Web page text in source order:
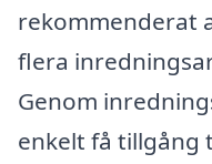
rekommenderat
flera
Genom
enkelt få tillgång